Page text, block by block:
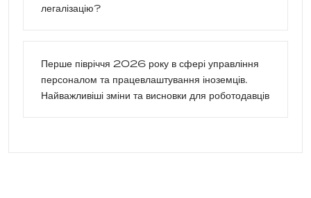
легалізацію?
Перше півріччя 2026 року в сфері управління
персоналом та працевлаштування іноземців.
Найважливіші зміни та висновки для роботодавців